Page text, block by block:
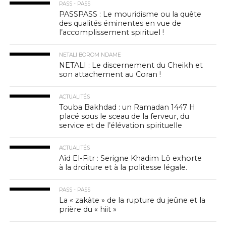
PASS - PASS
PASSPASS : Le mouridisme ou la quête
des qualités éminentes en vue de
l’accomplissement spirituel !
NETALI BOROM NDAME
NETALI : Le discernement du Cheikh et
son attachement au Coran !
ACTUALITÉS
Touba Bakhdad : un Ramadan 1447 H
placé sous le sceau de la ferveur, du
service et de l’élévation spirituelle
ACTUALITÉS
Aïd El-Fitr : Serigne Khadim Lô exhorte
à la droiture et à la politesse légale.
PASS - PASS
La « zakàte » de la rupture du jeûne et la
prière du « hiit »